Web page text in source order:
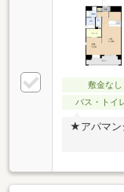
敷金なし
バス・トイ
★アパマン